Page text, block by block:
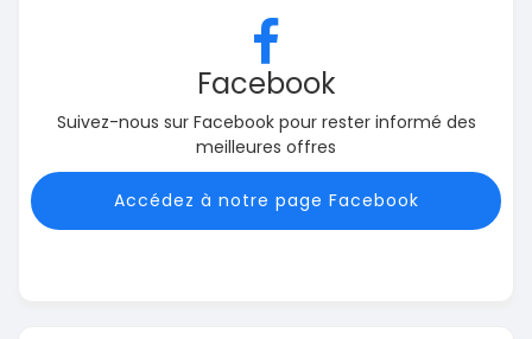
Facebook
Suivez-nous sur Facebook pour rester informé des
meilleures offres
Accédez à notre page Facebook